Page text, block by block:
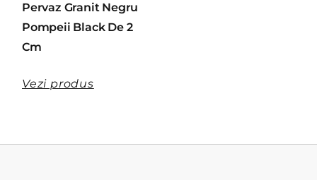
Pervaz Granit Negru
Pompeii Black De 2
Cm
Vezi produs